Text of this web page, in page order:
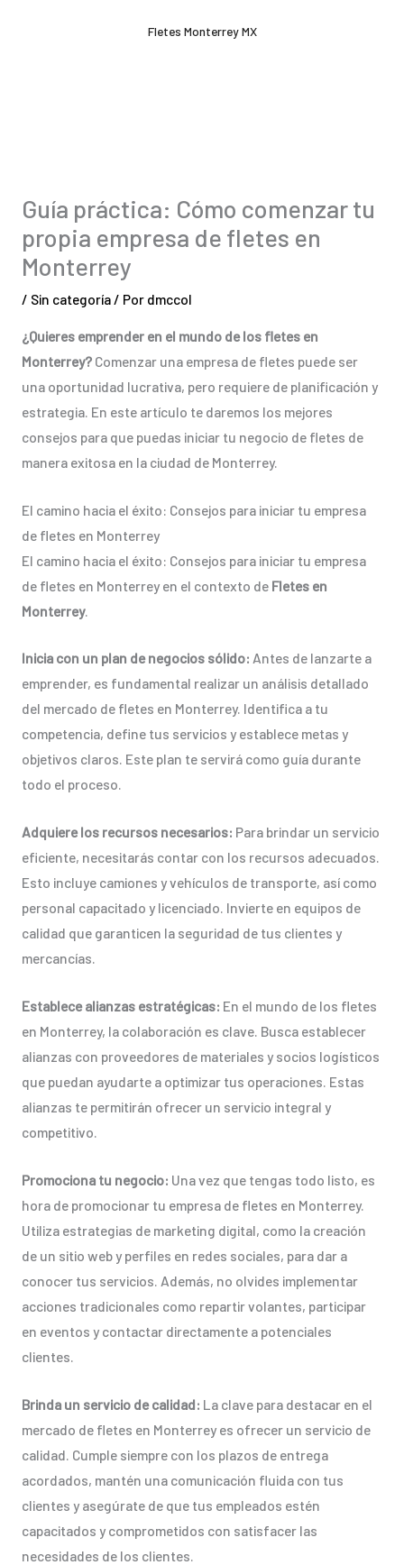
Fletes Monterrey MX
Guía práctica: Cómo comenzar tu
propia empresa de fletes en
Monterrey
/ Sin categoría/ Por dmccol
¿Quieres emprender en el mundo de los fletes en
Monterrey? Comenzar una empresa de fletes puede ser
una oportunidad lucrativa, pero requiere de planificación y
estrategia. En este artículo te daremos los mejores
consejos para que puedas iniciar tu negocio de fletes de
manera exitosa en la ciudad de Monterrey.
El camino hacia el éxito: Consejos para iniciar tu empresa
de fletes en Monterrey
El camino hacia el éxito: Consejos para iniciar tu empresa
de fletes en Monterrey en el contexto de Fletes en
Monterrey.
Inicia con un plan de negocios sólido: Antes de lanzarte a
emprender, es fundamental realizar un análisis detallado
del mercado de fletes en Monterrey. Identifica a tu
competencia, define tus servicios y establece metas y
objetivos claros. Este plan te servirá como guía durante
todo el proceso.
Adquiere los recursos necesarios: Para brindar un servicio
eficiente, necesitarás contar con los recursos adecuados.
Esto incluye camiones y vehículos de transporte, así como
personal capacitado y licenciado. Invierte en equipos de
calidad que garanticen la seguridad de tus clientes y
mercancías.
Establece alianzas estratégicas: En el mundo de los fletes
en Monterrey, la colaboración es clave. Busca establecer
alianzas con proveedores de materiales y socios logísticos
que puedan ayudarte a optimizar tus operaciones. Estas
alianzas te permitirán ofrecer un servicio integral y
competitivo.
Promociona tu negocio: Una vez que tengas todo listo, es
hora de promocionar tu empresa de fletes en Monterrey.
Utiliza estrategias de marketing digital, como la creación
de un sitio web y perfiles en redes sociales, para dar a
conocer tus servicios. Además, no olvides implementar
acciones tradicionales como repartir volantes, participar
en eventos y contactar directamente a potenciales
clientes.
Brinda un servicio de calidad: La clave para destacar en el
mercado de fletes en Monterrey es ofrecer un servicio de
calidad. Cumple siempre con los plazos de entrega
acordados, mantén una comunicación fluida con tus
clientes y asegúrate de que tus empleados estén
capacitados y comprometidos con satisfacer las
necesidades de los clientes.